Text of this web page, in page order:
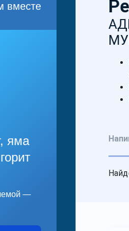
вместе
яма
—